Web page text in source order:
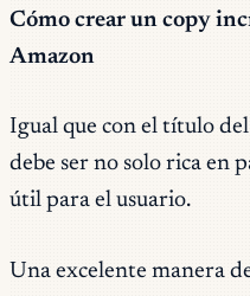
Cómo crear un copy
Amazon
Igual que con el título
debe ser no solo rica en
útil para el usuario.
Una excelente manera